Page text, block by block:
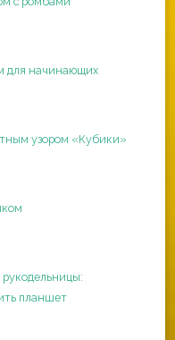
для начинающих
узором «Кубики»
планшет